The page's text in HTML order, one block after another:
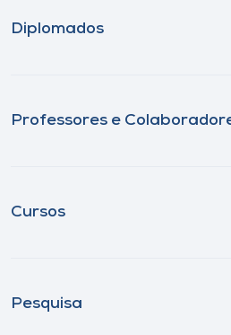
Diplomados
Professores e
Cursos
Pesquisa